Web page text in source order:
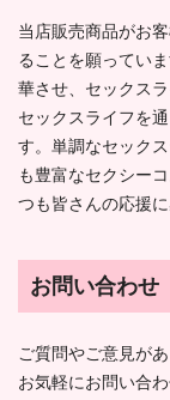
当店販売商品がお
ることを願ってい
華させ、セックス
セックスライフを
す。単調なセック
も豊富なセクシー
つも皆さんの応援に
お問い合わせ
ご質問やご意見があ
お気軽にお問い合わ